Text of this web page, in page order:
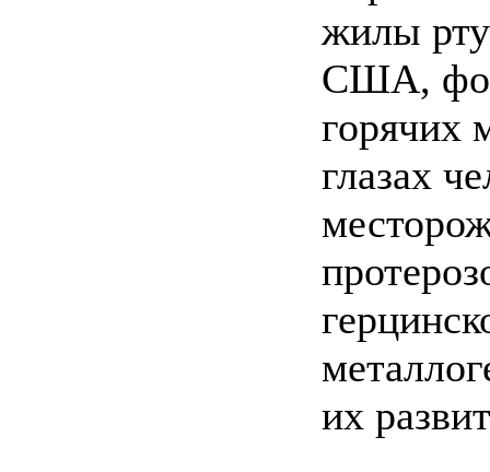
жилы
США,
горячих
глазах
их